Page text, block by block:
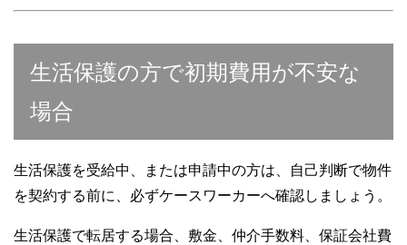
生活保護の方で初期費用が不安な
場合
生活保護を受給中、または申請中の方は、自己判断で物件
を契約する前に、必ずケースワーカーへ確認しましょう。
生活保護で転居する場合、敷金、仲介手数料、保証会社費